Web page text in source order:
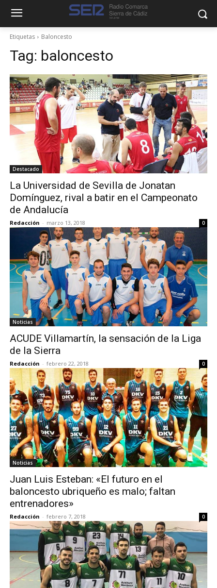
Etiquetas Baloncesto
Tag: baloncesto
Destacado
La Universidad de Sevilla de Jonatan
Domínguez, rival a batir en el Campeonato
de Andalucía
Redacción - marzo 13, 2018 0
Noticias
ACUDE Villamartín, la sensación de la Liga
de la Sierra
Redacción - febrero 22, 2018 0
Noticias
Juan Luis Esteban: «El futuro en el
baloncesto ubriqueño es malo; faltan
entrenadores»
Redacción - febrero 7, 2018 0